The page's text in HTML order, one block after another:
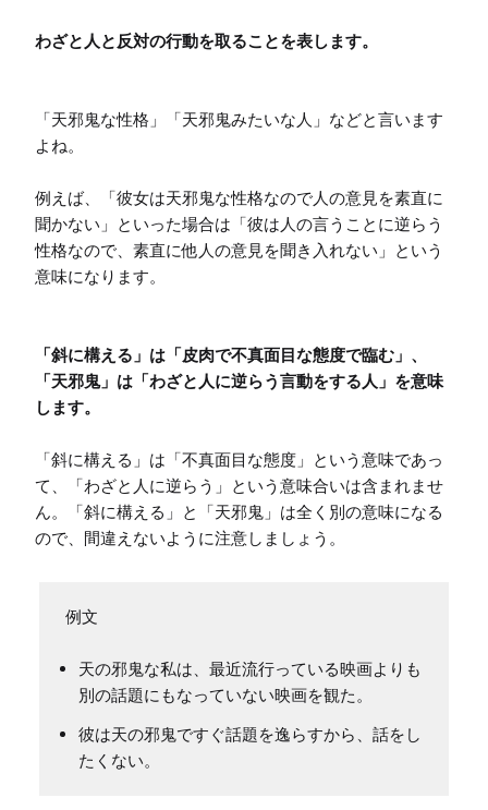
わざと人と反対の行動を取ることを表します。
「天邪鬼な性格」「天邪鬼みたいな人」などと言います
よね。
例えば、「彼女は天邪鬼な性格なので人の意見を素直に
聞かない」といった場合は「彼は人の言うことに逆らう
性格なので、素直に他人の意見を聞き入れない」という
意味になります。
「斜に構える」は「皮肉で不真面目な態度で臨む」、
「天邪鬼」は「わざと人に逆らう言動をする人」を意味
します。
「斜に構える」は「不真面目な態度」という意味であっ
て、「わざと人に逆らう」という意味合いは含まれませ
ん。「斜に構える」と「天邪鬼」は全く別の意味になる
ので、間違えないように注意しましょう。
天の邪鬼な私は、最近流行っている映画よりも
別の話題にもなっていない映画を観た。
彼は天の邪鬼ですぐ話題を逸らすから、話をし
たくない。